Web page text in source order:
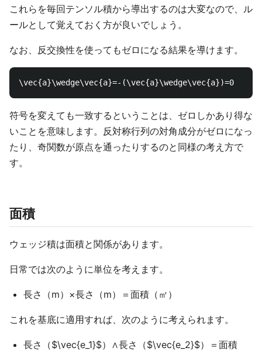
これらを毎回テンソル積から導出するのは大変なので、ル
ールとして覚えておく方が良いでしょう。
なお、反交換性を使ってもゼロになる結果を導けます。
符号を変えても一致するということは、ゼロしかあり得な
いことを意味します。反対称行列の対角成分がゼロになっ
たり、奇関数が原点を通ったりするのと同様の考え方で
す。
面積
ウェッジ積は面積と関係があります。
日常では次のように単位を考えます。
長さ（m）×長さ（m）＝面積（㎡）
これを基底に適用すれば、次のように考えられます。
長さ（$\vec{e_1}$）∧長さ（$\vec{e_2}$）＝面積